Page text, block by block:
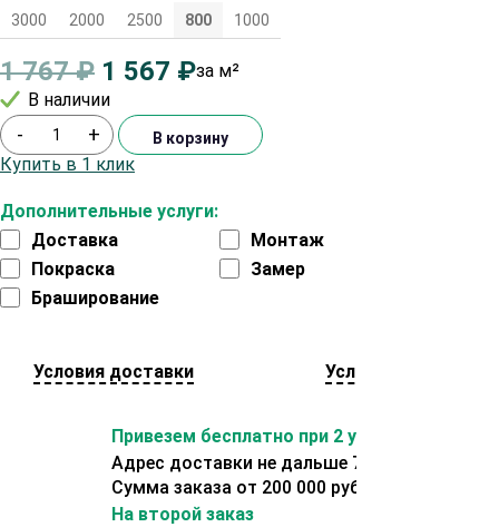
3000 2000 2500 800 1000
1 767₽ 1 567 ₽за м²
В наличии
Дополнительные услуги:
Доставка
Монтаж
Покраска
Замер
Браширование
- + В корзину
Купить в 1 клик
Условия доставки Условия оплаты
Привезем бесплатно при 2 условиях:
Адрес доставки не дальше 70 км от склада.
Сумма заказа от 200 000 рублей.
На второй заказ